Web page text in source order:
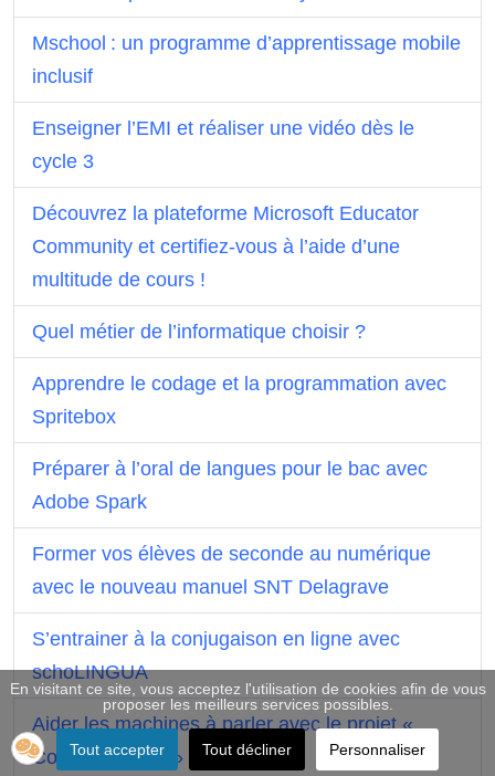
Mschool : un programme d’apprentissage mobile
inclusif
Enseigner l’EMI et réaliser une vidéo dès le
cycle 3
Découvrez la plateforme Microsoft Educator
Community et certifiez-vous à l’aide d’une
multitude de cours !
Quel métier de l’informatique choisir ?
Apprendre le codage et la programmation avec
Spritebox
Préparer à l’oral de langues pour le bac avec
Adobe Spark
Former vos élèves de seconde au numérique
avec le nouveau manuel SNT Delagrave
S’entrainer à la conjugaison en ligne avec
schoLINGUA
Aider les machines à parler avec le projet «
Common Voice » de Mozilla
En visitant ce site, vous acceptez l'utilisation de cookies afin de vous
proposer les meilleurs services possibles.
Tout accepter Tout décliner Personnaliser